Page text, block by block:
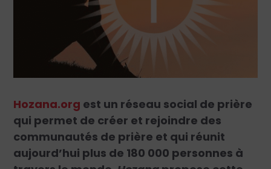
Hozana.org est un réseau social de prière
qui permet de créer et rejoindre des
communautés de prière et qui réunit
aujourd’hui plus de 180 000 personnes à